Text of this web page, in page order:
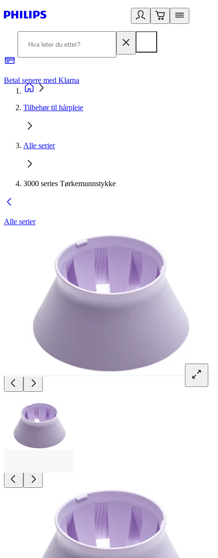
Betal senere med Klarna
Tilbehør til hårpleie
Alle serier
3000 series Tørkemunnstykke
Alle serier